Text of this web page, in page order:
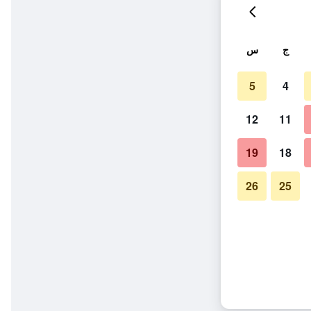
ج س
4
5
11
12
18
19
25
26